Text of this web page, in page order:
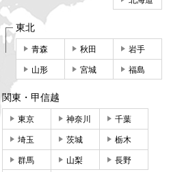
東北
青森 秋田 岩手
山形 宮城 福島
関東・甲信越
東京 神奈川 千葉
埼玉 茨城 栃木
群馬 山梨 長野